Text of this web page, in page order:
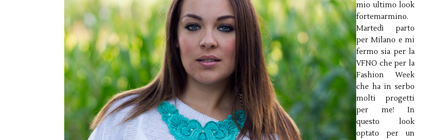
mio ultimo look
fortemarmino.
Martedì parto
per Milano e mi
fermo sia per la
VFNO che per la
Fashion Week
che ha in serbo
molti progetti
per me! In
questo look
optato per un